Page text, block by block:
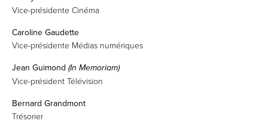
Vice-présidente Cinéma
Caroline Gaudette
Vice-présidente Médias numériques
Jean Guimond (In Memoriam)
Vice-président Télévision
Bernard Grandmont
Trésorier